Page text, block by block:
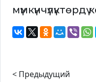
< Предыдущий